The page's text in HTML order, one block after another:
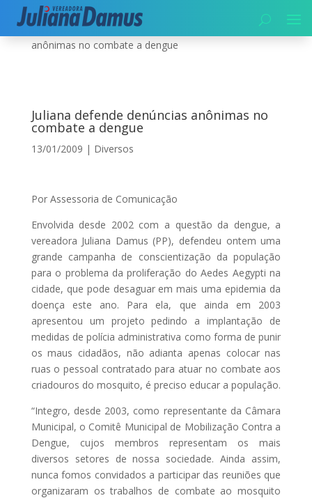
Início|Diversos|Juliana defende denúncias
anônimas no combate a dengue
Juliana defende denúncias anônimas no
combate a dengue
13/01/2009 | Diversos
Por Assessoria de Comunicação
Envolvida desde 2002 com a questão da dengue, a
vereadora Juliana Damus (PP), defendeu ontem uma
grande campanha de conscientização da população
para o problema da proliferação do Aedes Aegypti na
cidade, que pode desaguar em mais uma epidemia da
doença este ano. Para ela, que ainda em 2003
apresentou um projeto pedindo a implantação de
medidas de polícia administrativa como forma de punir
os maus cidadãos, não adianta apenas colocar nas
ruas o pessoal contratado para atuar no combate aos
criadouros do mosquito, é preciso educar a população.
“Integro, desde 2003, como representante da Câmara
Municipal, o Comitê Municipal de Mobilização Contra a
Dengue, cujos membros representam os mais
diversos setores de nossa sociedade. Ainda assim,
nunca fomos convidados a participar das reuniões que
organizaram os trabalhos de combate ao mosquito